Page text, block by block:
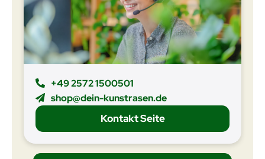
+49 2572 1500501
shop@dein-kunstrasen.de
Kontakt Seite